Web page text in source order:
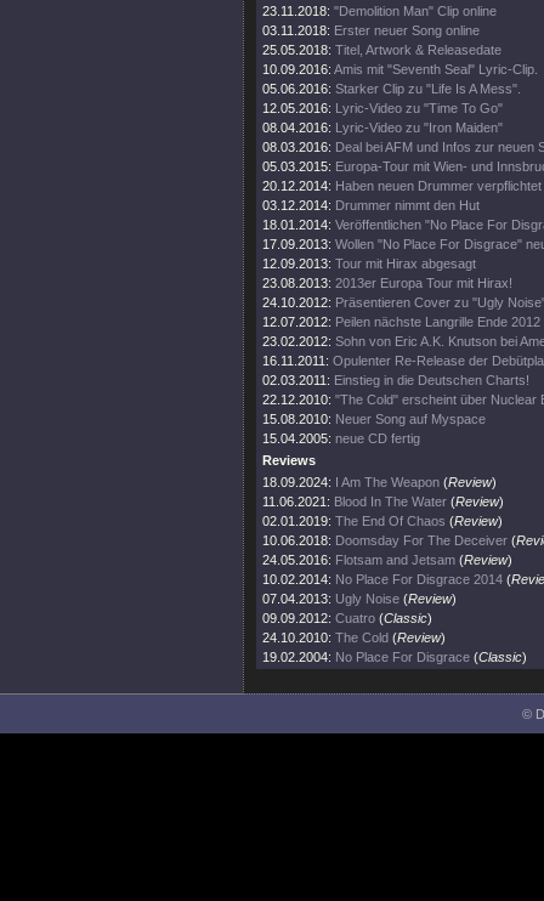
23.11.2018: "Demolition Man" Clip online
03.11.2018: Erster neuer Song online
25.05.2018: Titel, Artwork & Releasedate
10.09.2016: Amis mit "Seventh Seal" Lyric-Clip.
05.06.2016: Starker Clip zu "Life Is A Mess".
12.05.2016: Lyric-Video zu "Time To Go"
08.04.2016: Lyric-Video zu "Iron Maiden"
08.03.2016: Deal bei AFM und Infos zur neuen
05.03.2015: Europa-Tour mit Wien- und
20.12.2014: Haben neuen Drummer verpflichtet
03.12.2014: Drummer nimmt den Hut
18.01.2014: Veröffentlichen "No Place For
17.09.2013: Wollen "No Place For Disgrace"
12.09.2013: Tour mit Hirax abgesagt
23.08.2013: 2013er Europa Tour mit Hirax!
24.10.2012: Präsentieren Cover zu "Ugly
12.07.2012: Peilen nächste Langrille Ende 2012
23.02.2012: Sohn von Eric A.K. Knutson bei
16.11.2011: Opulenter Re-Release der
02.03.2011: Einstieg in die Deutschen Charts!
22.12.2010: "The Cold" erscheint über Nuclear
15.08.2010: Neuer Song auf Myspace
15.04.2005: neue CD fertig
Reviews
18.09.2024: I Am The Weapon (Review)
11.06.2021: Blood In The Water (Review)
02.01.2019: The End Of Chaos (Review)
10.06.2018: Doomsday For The Deceiver (
24.05.2016: Flotsam and Jetsam (Review)
10.02.2014: No Place For Disgrace 2014 (
07.04.2013: Ugly Noise (Review)
09.09.2012: Cuatro (Classic)
24.10.2010: The Cold (Review)
19.02.2004: No Place For Disgrace (Classic)
©